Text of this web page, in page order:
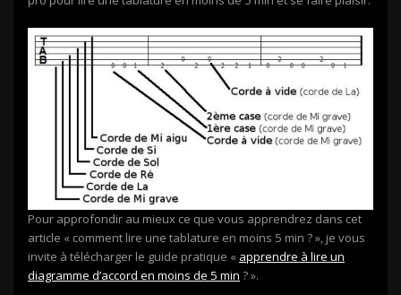
Pour approfondir au mieux ce que vous apprendrez dans cet
article « comment lire une tablature en moins 5 min ? », je vous
invite à télécharger le guide pratique « apprendre à lire un
diagramme d’accord en moins de 5 min ? ».